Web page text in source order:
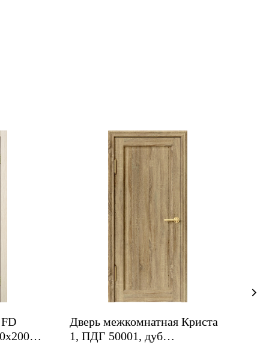
Дверь межкомнатная Криста
1, ПДГ 50001, дуб